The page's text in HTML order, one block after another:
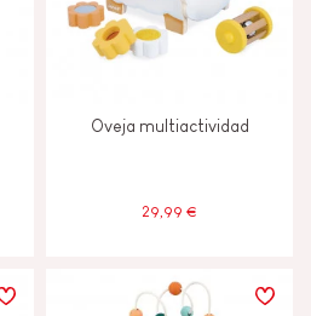
Oveja multiactividad
29,99 €